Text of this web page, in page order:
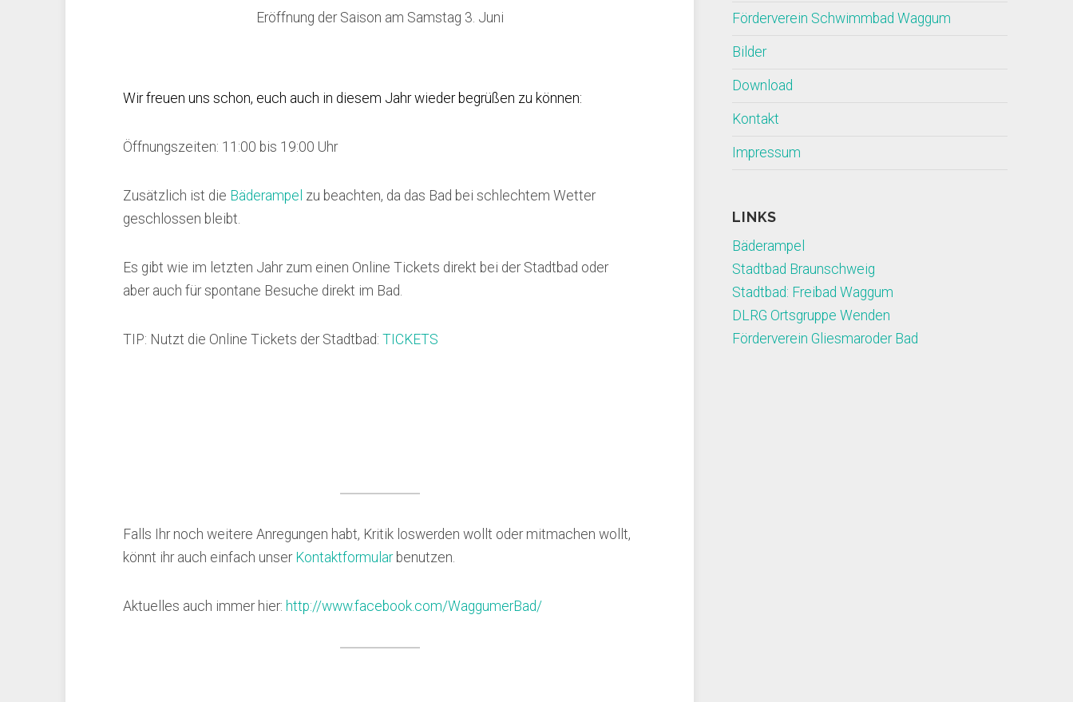
Eröffnung der Saison am Samstag 3. Juni
Wir freuen uns schon, euch auch in diesem Jahr wieder begrüßen zu können:
Öffnungszeiten: 11:00 bis 19:00 Uhr
Zusätzlich ist die Bäderampel zu beachten, da das Bad bei schlechtem Wetter
geschlossen bleibt.
Es gibt wie im letzten Jahr zum einen Online Tickets direkt bei der Stadtbad oder
aber auch für spontane Besuche direkt im Bad.
TIP: Nutzt die Online Tickets der Stadtbad: TICKETS
Falls Ihr noch weitere Anregungen habt, Kritik loswerden wollt oder mitmachen wollt,
könnt ihr auch einfach unser Kontaktformular benutzen.
Aktuelles auch immer hier: http://www.facebook.com/WaggumerBad/
Förderverein Schwimmbad Waggum
Bilder
Download
Kontakt
Impressum
LINKS
Bäderampel
Stadtbad Braunschweig
Stadtbad: Freibad Waggum
DLRG Ortsgruppe Wenden
Förderverein Gliesmaroder Bad